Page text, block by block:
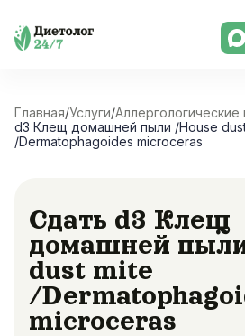
Skip
Главная/Услуги/Аллергологические
d3 Клещ домашней пыли /House
/Dermatophagoides microceras
Сдать d3 Клещ
домашней
dust mite
/
microceras